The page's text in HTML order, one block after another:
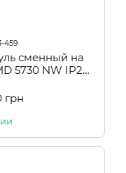
459
сменный на
5730 NW IP20
грн